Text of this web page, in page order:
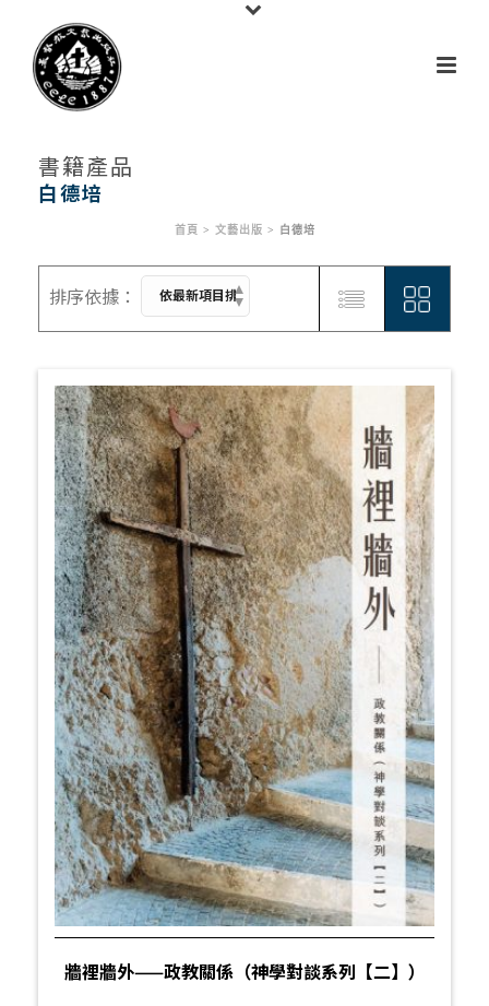
書籍產品
首頁 > 文藝出版 > 白德培
白德培
牆裡牆外——政教關係（神學對談系列【二】）